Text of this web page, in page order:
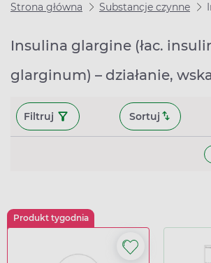
Strona główna Substancje czynne
Insulina glargine (łac.
glarginum) – działanie,
Filtruj Sortuj
Produkt tygodnia